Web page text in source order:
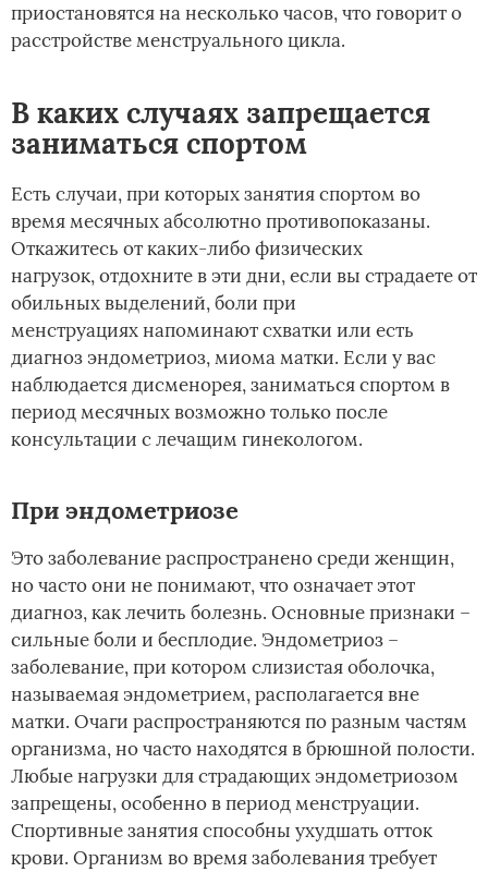
приостановятся на несколько часов, что говорит о
расстройстве менструального цикла.
В каких случаях запрещается
заниматься спортом
Есть случаи, при которых занятия спортом во
время месячных абсолютно противопоказаны.
Откажитесь от каких-либо физических
нагрузок, отдохните в эти дни, если вы страдаете от
обильных выделений, боли при
менструациях напоминают схватки или есть
диагноз эндометриоз, миома матки. Если у вас
наблюдается дисменорея, заниматься спортом в
период месячных возможно только после
консультации с лечащим гинекологом.
При эндометриозе
Это заболевание распространено среди женщин,
но часто они не понимают, что означает этот
диагноз, как лечить болезнь. Основные признаки –
сильные боли и бесплодие. Эндометриоз –
заболевание, при котором слизистая оболочка,
называемая эндометрием, располагается вне
матки. Очаги распространяются по разным частям
организма, но часто находятся в брюшной полости.
Любые нагрузки для страдающих эндометриозом
запрещены, особенно в период менструации.
Спортивные занятия способны ухудшать отток
крови. Организм во время заболевания требует